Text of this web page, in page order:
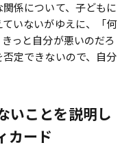
係について、子どもに
いないがゆえに、「何
っと自分が悪いのだろ
定できないので、自分
いことを説明し
カード